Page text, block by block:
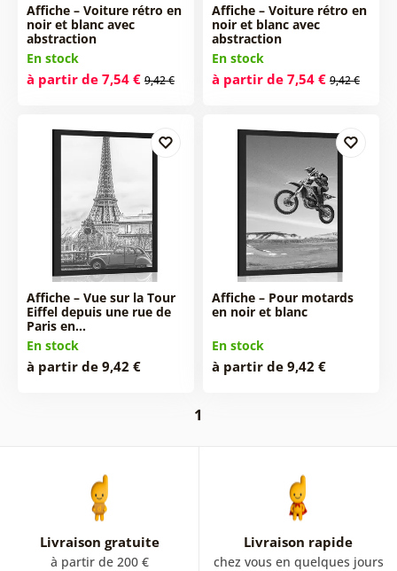
Affiche – Voiture rétro en
noir et blanc avec
abstraction
En stock
à partir de 7,54 € 9,42 €
Affiche – Voiture rétro en
noir et blanc avec
abstraction
En stock
à partir de 7,54 € 9,42 €
Affiche – Vue sur la Tour
Eiffel depuis une rue de
Paris en…
En stock
à partir de 9,42 €
Affiche – Pour motards
en noir et blanc
En stock
à partir de 9,42 €
1
Livraison gratuite
à partir de 200 €
Livraison rapide
chez vous en quelques jours